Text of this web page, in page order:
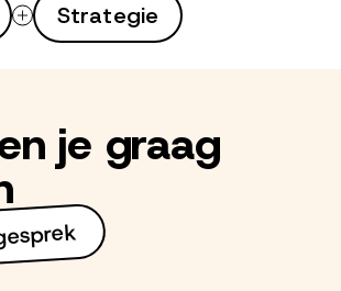
Strategie
je graag